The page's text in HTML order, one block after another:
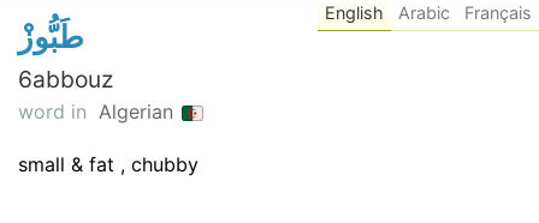
طَبُّوزْ
6abbouz
word in Algerian
small & fat , chubby
English Arabic Français